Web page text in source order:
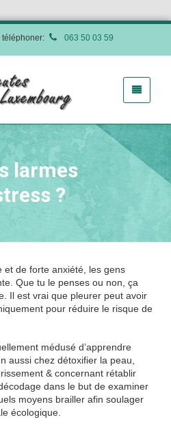
téléphoner: 063 50 03 59
larmes
?
et de forte anxiété, les gens
Que tu le penses ou non, ça
Il est vrai que pleurer peut avoir
pour réduire le risque de
médusé d’apprendre
aussi chez détoxifier la peau,
& concernant rétablir
dans le but de examiner
moyens brailler afin soulager
écologique.